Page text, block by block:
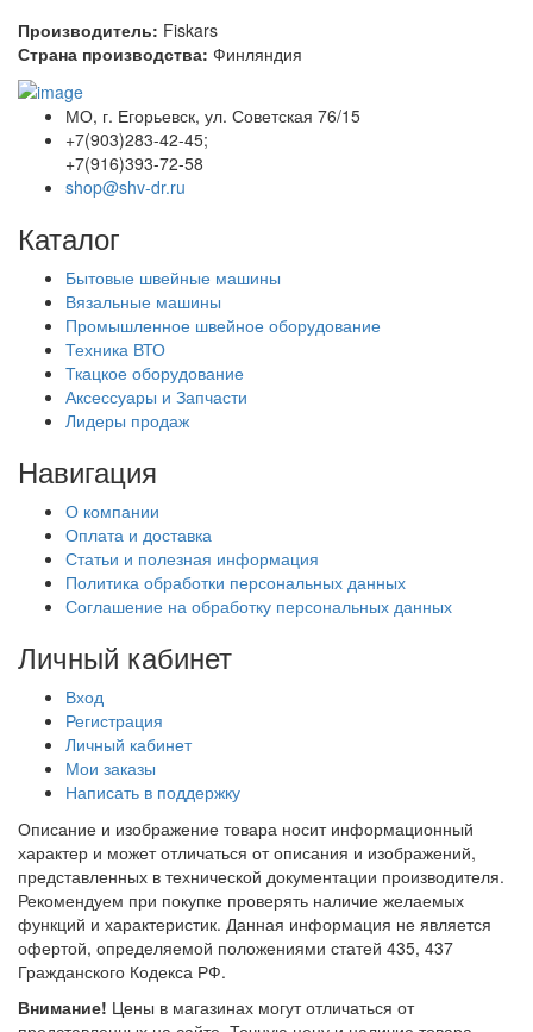
Производитель: Fiskars
Страна производства: Финляндия
МО, г. Егорьевск, ул. Советская 76/15
+7(903)283-42-45;
+7(916)393-72-58
shop@shv-dr.ru
Каталог
Бытовые швейные машины
Вязальные машины
Промышленное швейное оборудование
Техника ВТО
Ткацкое оборудование
Аксессуары и Запчасти
Лидеры продаж
Навигация
О компании
Оплата и доставка
Статьи и полезная информация
Политика обработки персональных данных
Соглашение на обработку персональных данных
Личный кабинет
Вход
Регистрация
Личный кабинет
Мои заказы
Написать в поддержку
Описание и изображение товара носит информационный
характер и может отличаться от описания и изображений,
представленных в технической документации производителя.
Рекомендуем при покупке проверять наличие желаемых
функций и характеристик. Данная информация не является
офертой, определяемой положениями статей 435, 437
Гражданского Кодекса РФ.
Внимание! Цены в магазинах могут отличаться от